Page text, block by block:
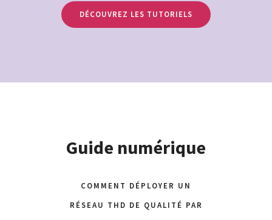
DÉCOUVREZ LES TUTORIELS
Guide numérique
COMMENT DÉPLOYER UN
RÉSEAU THD DE QUALITÉ PAR